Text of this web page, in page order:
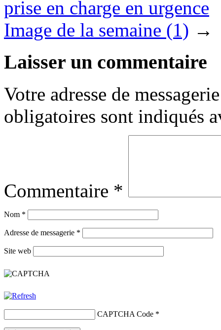
prise en charge en urgence
Image de la semaine (1) →
Laisser un commentaire
Votre adresse de
obligatoires sont indiqués
Commentaire *
Nom *
Adresse de messagerie *
Site web
CAPTCHA Code *